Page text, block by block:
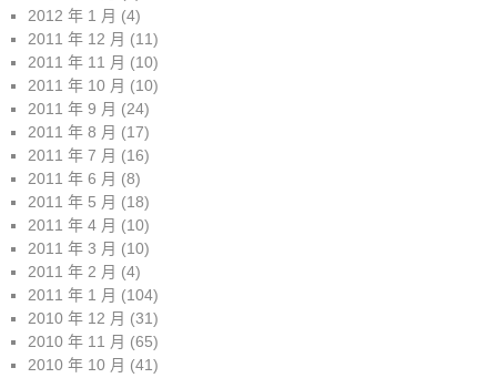
2012 年 1 月 (4)
2011 年 12 月 (11)
2011 年 11 月 (10)
2011 年 10 月 (10)
2011 年 9 月 (24)
2011 年 8 月 (17)
2011 年 7 月 (16)
2011 年 6 月 (8)
2011 年 5 月 (18)
2011 年 4 月 (10)
2011 年 3 月 (10)
2011 年 2 月 (4)
2011 年 1 月 (104)
2010 年 12 月 (31)
2010 年 11 月 (65)
2010 年 10 月 (41)